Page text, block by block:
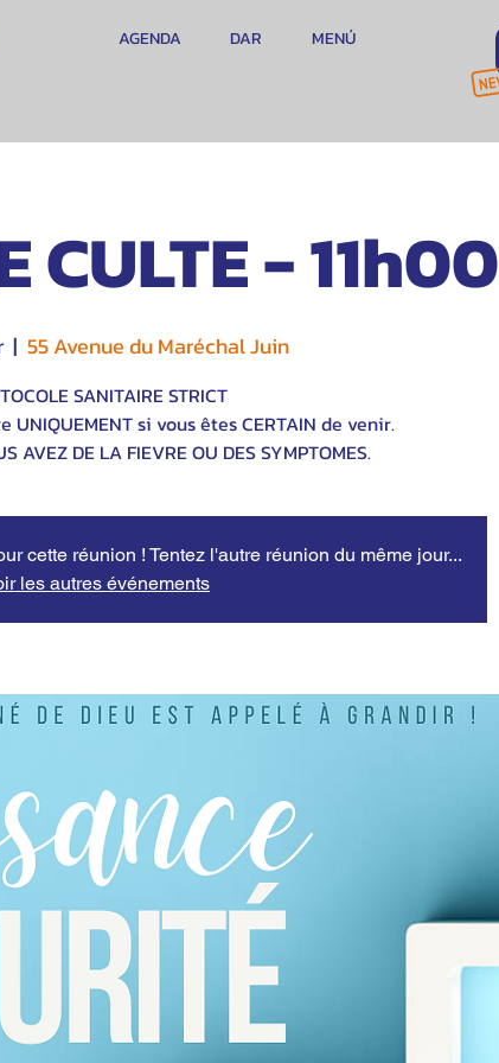
DAR MENÚ
AGENDA
CULTE - 11h00
  |
55 Avenue du Maréchal Juin
SANITAIRE STRICT
si vous êtes CERTAIN de venir.
AVEZ DE LA FIEVRE OU DES SYMPTOMES.
cette réunion ! Tentez l'autre réunion du même jour...
les autres événements